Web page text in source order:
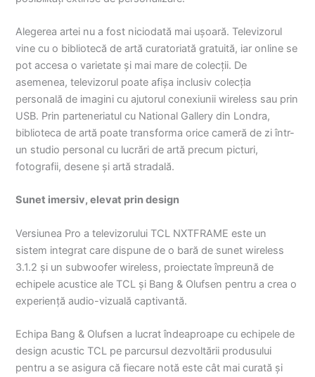
Alegerea artei nu a fost niciodată mai ușoară. Televizorul
vine cu o bibliotecă de artă curatoriată gratuită, iar online se
pot accesa o varietate și mai mare de colecții. De
asemenea, televizorul poate afișa inclusiv colecția
personală de imagini cu ajutorul conexiunii wireless sau prin
USB. Prin parteneriatul cu National Gallery din Londra,
biblioteca de artă poate transforma orice cameră de zi într-
un studio personal cu lucrări de artă precum picturi,
fotografii, desene și artă stradală.
Sunet imersiv, elevat prin design
Versiunea Pro a televizorului TCL NXTFRAME este un
sistem integrat care dispune de o bară de sunet wireless
3.1.2 și un subwoofer wireless, proiectate împreună de
echipele acustice ale TCL și Bang & Olufsen pentru a crea o
experiență audio-vizuală captivantă.
Echipa Bang & Olufsen a lucrat îndeaproape cu echipele de
design acustic TCL pe parcursul dezvoltării produsului
pentru a se asigura că fiecare notă este cât mai curată și